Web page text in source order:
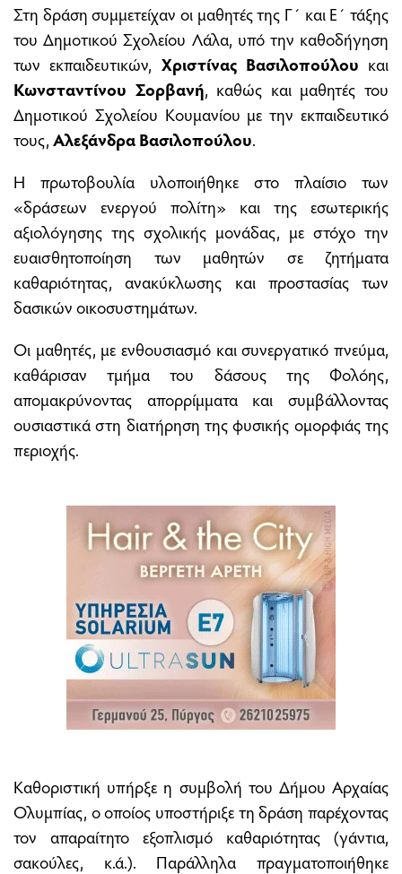
Στη δράση συμμετείχαν οι μαθητές της Γ΄ και Ε΄ τάξης
του Δημοτικού Σχολείου Λάλα, υπό την καθοδήγηση
των εκπαιδευτικών, Χριστίνας Βασιλοπούλου και
Κωνσταντίνου Σορβανή, καθώς και μαθητές του
Δημοτικού Σχολείου Κουμανίου με την εκπαιδευτικό
τους,Αλεξάνδρα Βασιλοπούλου.
Η πρωτοβουλία υλοποιήθηκε στο πλαίσιο των
«δράσεων ενεργού πολίτη» και της εσωτερικής
αξιολόγησης της σχολικής μονάδας, με στόχο την
ευαισθητοποίηση των μαθητών σε ζητήματα
καθαριότητας, ανακύκλωσης και προστασίας των
δασικών οικοσυστημάτων.
Οι μαθητές, με ενθουσιασμό και συνεργατικό πνεύμα,
καθάρισαν τμήμα του δάσους της Φολόης,
απομακρύνοντας απορρίμματα και συμβάλλοντας
ουσιαστικά στη διατήρηση της φυσικής ομορφιάς της
περιοχής.
Καθοριστική υπήρξε η συμβολή του Δήμου Αρχαίας
Ολυμπίας, ο οποίος υποστήριξε τη δράση παρέχοντας
τον απαραίτητο εξοπλισμό καθαριότητας (γάντια,
σακούλες, κ.ά.). Παράλληλα πραγματοποιήθηκε